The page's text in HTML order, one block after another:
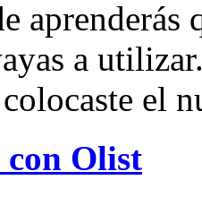
aprenderás
a
el
con Olist